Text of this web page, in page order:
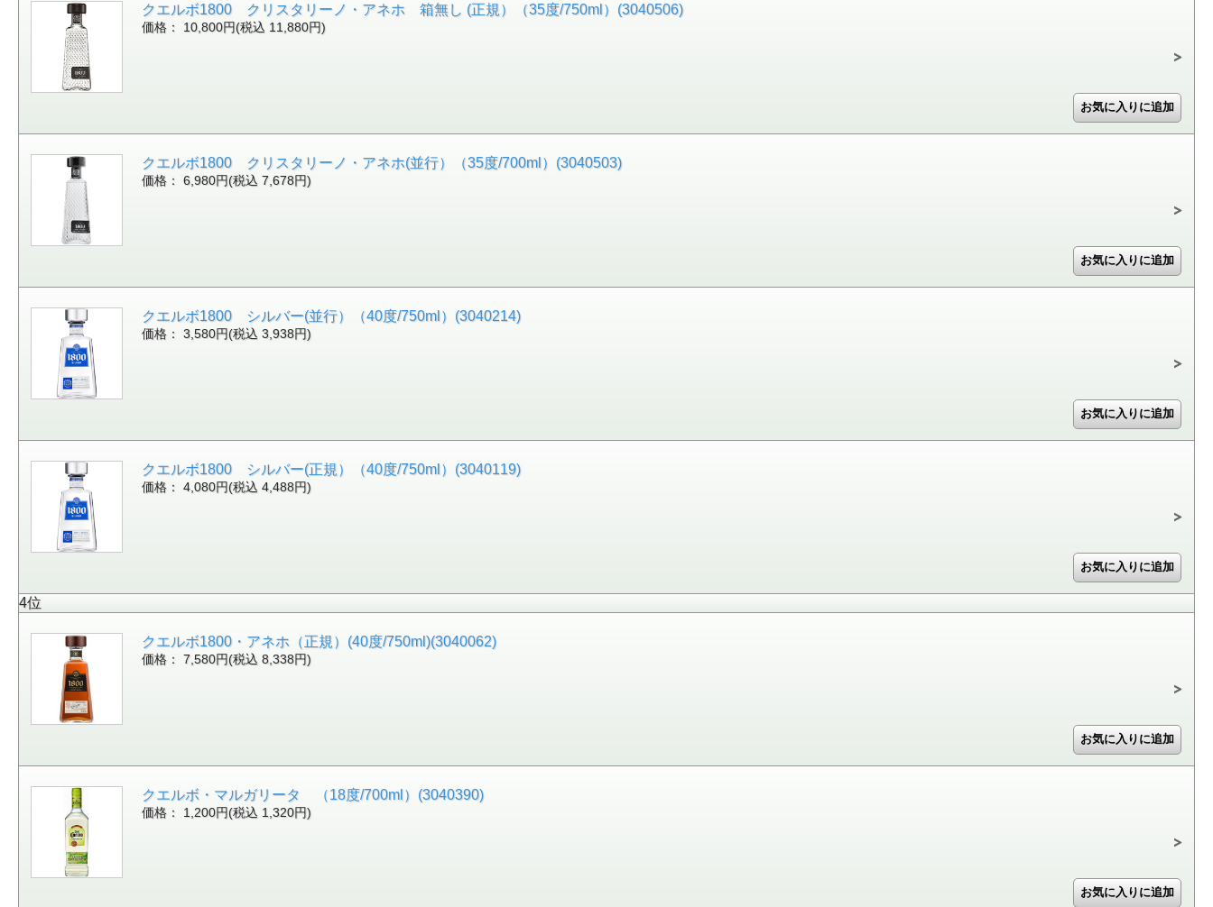
クエルボ1800 クリスタリーノ・アネホ 箱無し (正規）（35度/750ml）(3040506)
価格： 10,800円(税込 11,880円)
クエルボ1800 クリスタリーノ・アネホ(並行）（35度/700ml）(3040503)
価格： 6,980円(税込 7,678円)
クエルボ1800 シルバー(並行）（40度/750ml）(3040214)
価格： 3,580円(税込 3,938円)
クエルボ1800 シルバー(正規）（40度/750ml）(3040119)
価格： 4,080円(税込 4,488円)
4位
クエルボ1800・アネホ（正規）(40度/750ml)(3040062)
価格： 7,580円(税込 8,338円)
クエルボ・マルガリータ （18度/700ml）(3040390)
価格： 1,200円(税込 1,320円)